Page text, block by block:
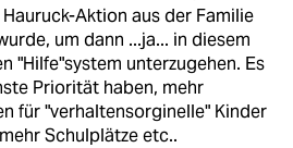
Aktion aus der Familie
um dann ...ja... in diesem
"Hilfe"system unterzugehen. Es
Priorität haben, mehr
für "verhaltensorginelle" Kinder
Schulplätze etc..